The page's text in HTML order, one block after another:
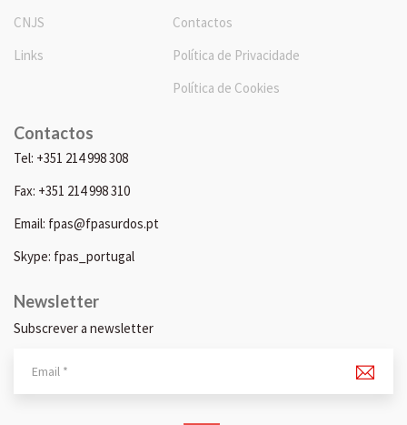
CNJS
Links
Contactos
Política de Privacidade
Política de Cookies
Contactos
Tel: +351 214 998 308
Fax: +351 214 998 310
Email: fpas@fpasurdos.pt
Skype: fpas_portugal
Newsletter
Subscrever a newsletter